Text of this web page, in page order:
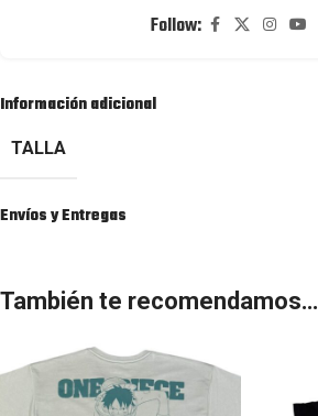
Follow:
Información adicional
TALLA
Envíos y Entregas
También te recomendamos…